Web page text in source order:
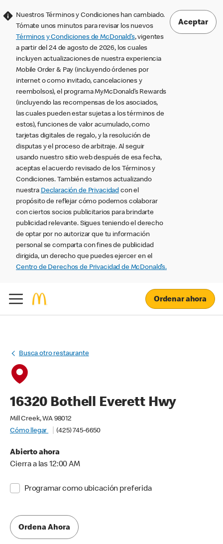
Nuestros Términos y Condiciones han cambiado.
Tómate unos minutos para revisar los nuevos
Términos y Condiciones de McDonald’s, vigentes
a partir del 24 de agosto de 2026, los cuales
incluyen actualizaciones de nuestra experiencia
Mobile Order & Pay (incluyendo órdenes por
internet o como invitado, cancelaciones y
reembolsos), el programa MyMcDonald’s Rewards
(incluyendo las recompensas de los asociados,
las cuales pueden estar sujetas a los términos de
estos), funciones de valor acumulado, como
tarjetas digitales de regalo, y la resolución de
disputas y el proceso de arbitraje. Al seguir
usando nuestro sitio web después de esa fecha,
aceptas el acuerdo revisado de los Términos y
Condiciones. También estamos actualizando
nuestra Declaración de Privacidad con el
propósito de reflejar cómo podemos colaborar
con ciertos socios publicitarios para brindarte
publicidad relevante. Sigues teniendo el derecho
de optar por no autorizar que tu información
personal se comparta con fines de publicidad
dirigida, un derecho que puedes ejercer en el
Centro de Derechos de Privacidad de McDonald’s.
Aceptar
Ordenar ahora
Busca otro restaurante
16320 Bothell Everett Hwy
Mill Creek, WA 98012
Cómo llegar
(425) 745-6650
Abierto ahora
Cierra a las 12:00 AM
Programar como ubicación preferida
Ordena Ahora